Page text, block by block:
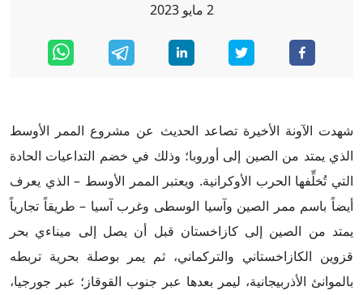
2 مايو 2023
شهدت الآونة الأخيرة تصاعد الحديث عن مشروع الممر الأوسط
الذي يمتد من الصين إلى أوروبا؛ وذلك في خضم التداعيات الحادة
التي تُخلِّفها الحرب الأوكرانية. ويعتبر الممر الأوسط – الذي يعرف
أيضاً باسم ممر الصين وآسيا الوسطى وغرب آسيا – طريقاً تجارياً
يمتد من الصين إلى كازاخستان قبل أن يصل إلى ميناءي بحر
قزوين الكازاخستاني والتركماني، ثم يمر بوصلة بحرية تربطه
بالموانئ الأذربيجانية، ليمر بعدها عبر جنوب القوقاز؛ عبر جورجيا،